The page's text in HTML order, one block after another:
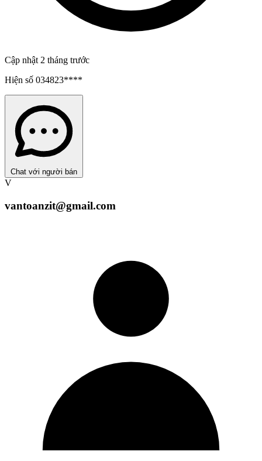
Cập nhật 2 tháng trước
Hiện số 034823****
Chat với người bán
V
vantoanzit@gmail.com